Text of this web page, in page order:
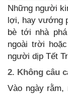
Những người
lợi, hay vướng
bè tới nhà
ngoài trời
người dịp Tết
2. Không câu
Vào ngày